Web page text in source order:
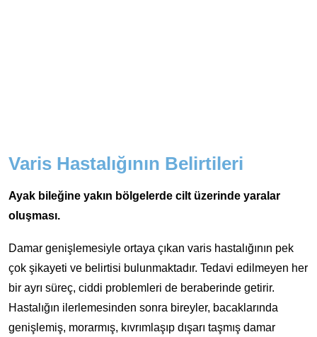
Varis Hastalığının Belirtileri
Ayak bileğine yakın bölgelerde cilt üzerinde yaralar
oluşması.
Damar genişlemesiyle ortaya çıkan varis hastalığının pek
çok şikayeti ve belirtisi bulunmaktadır. Tedavi edilmeyen her
bir ayrı süreç, ciddi problemleri de beraberinde getirir.
Hastalığın ilerlemesinden sonra bireyler, bacaklarında
genişlemiş, morarmış, kıvrımlaşıp dışarı taşmış damar